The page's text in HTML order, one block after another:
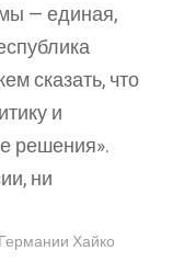
— единая,
сказать, что
и
решения».
ни
Хайко